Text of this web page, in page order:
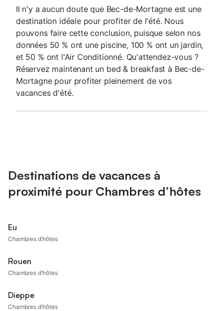
Il n'y a aucun doute que Bec-de-Mortagne est une
destination idéale pour profiter de l'été. Nous
pouvons faire cette conclusion, puisque selon nos
données 50 % ont une piscine, 100 % ont un jardin,
et 50 % ont l'Air Conditionné. Qu'attendez-vous ?
Réservez maintenant un bed & breakfast à Bec-de-
Mortagne pour profiter pleinement de vos
vacances d'été.
Destinations de vacances à
proximité pour Chambres d’hôtes
Eu
Chambres d’hôtes
Rouen
Chambres d’hôtes
Dieppe
Chambres d’hôtes